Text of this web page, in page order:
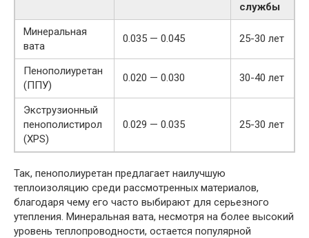
службы
Минеральная
вата
0.035 — 0.045 25-30 лет
Пенополиуретан
(ППУ)
0.020 — 0.030 30-40 лет
Экструзионный
пенополистирол
(XPS)
0.029 — 0.035 25-30 лет
Так, пенополиуретан предлагает наилучшую
теплоизоляцию среди рассмотренных материалов,
благодаря чему его часто выбирают для серьезного
утепления. Минеральная вата, несмотря на более высокий
уровень теплопроводности, остается популярной